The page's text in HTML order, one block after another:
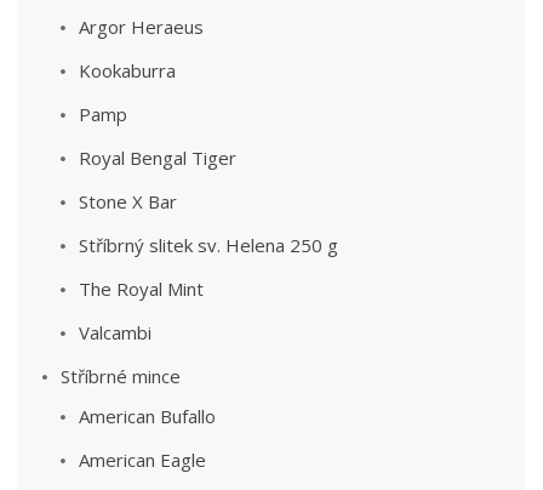
Argor Heraeus
Kookaburra
Pamp
Royal Bengal Tiger
Stone X Bar
Stříbrný slitek sv. Helena 250 g
The Royal Mint
Valcambi
Stříbrné mince
American Bufallo
American Eagle